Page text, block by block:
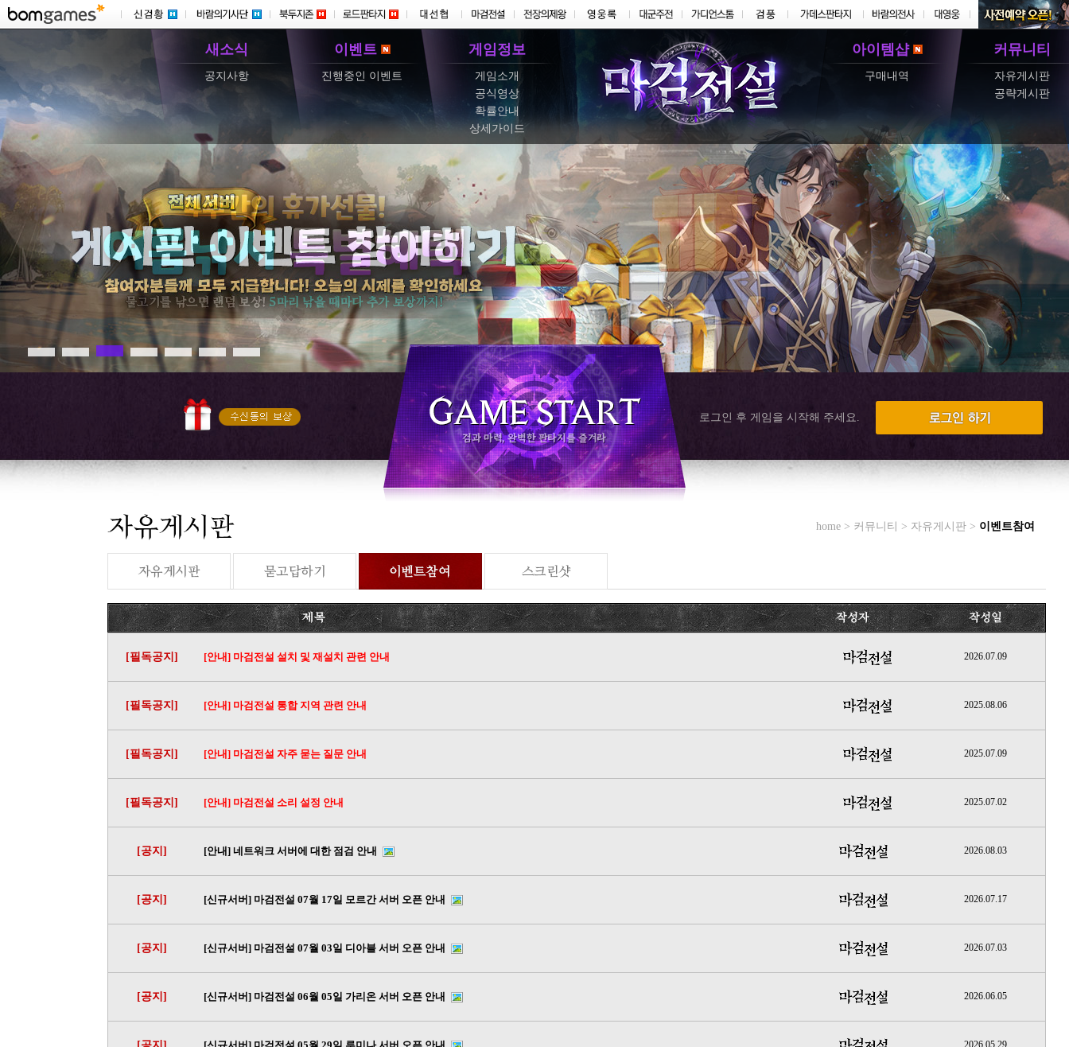
새소식
공지사항
이벤트
진행중인 이벤트
게임정보
게임소개
공식영상
확률안내
상세가이드
아이템샵
구매내역
커뮤니티
자유게시판
공략게시판
로그인 후 게임을 시작해 주세요.
home > 커뮤니티 > 자유게시판 > 이벤트참여
[필독공지] [안내] 마검전설 설치 및 재설치 관련 안내 2026.07.09
[필독공지] [안내] 마검전설 통합 지역 관련 안내 2025.08.06
[필독공지] [안내] 마검전설 자주 묻는 질문 안내 2025.07.09
[필독공지] [안내] 마검전설 소리 설정 안내 2025.07.02
[공지] [안내] 네트워크 서버에 대한 점검 안내 2026.08.03
[공지] [신규서버] 마검전설 07월 17일 모르간 서버 오픈 안내 2026.07.17
[공지] [신규서버] 마검전설 07월 03일 디아블 서버 오픈 안내 2026.07.03
[공지] [신규서버] 마검전설 06월 05일 가리온 서버 오픈 안내 2026.06.05
2026.05.29